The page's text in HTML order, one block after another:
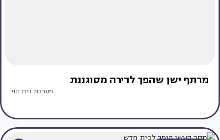
מרתף ישן שהפך לדירה מסוגננת
מערכת בית ונוי